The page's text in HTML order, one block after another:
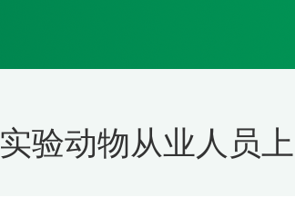
实验动物从业人员